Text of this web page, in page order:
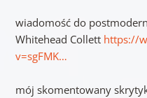
wiadomość do
Whitehead Collett https://
v=sgFMK…
mój skomentowany